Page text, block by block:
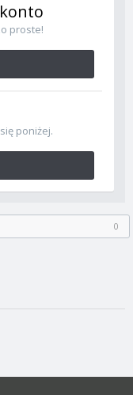
proste!
poniżej.
0